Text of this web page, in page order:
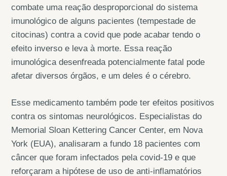
combate uma reação desproporcional do sistema
imunológico de alguns pacientes (tempestade de
citocinas) contra a covid que pode acabar tendo o
efeito inverso e leva à morte. Essa reação
imunológica desenfreada potencialmente fatal pode
afetar diversos órgãos, e um deles é o cérebro.
Esse medicamento também pode ter efeitos positivos
contra os sintomas neurológicos. Especialistas do
Memorial Sloan Kettering Cancer Center, em Nova
York (EUA), analisaram a fundo 18 pacientes com
câncer que foram infectados pela covid-19 e que
reforçaram a hipótese de uso de anti-inflamatórios